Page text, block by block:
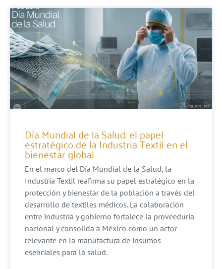
Día Mundial de la Salud: el papel
estratégico de la Industria Textil en el
bienestar global
En el marco del Día Mundial de la Salud, la
Industria Textil reafirma su papel estratégico en la
protección y bienestar de la población a través del
desarrollo de textiles médicos. La colaboración
entre industria y gobierno fortalece la proveeduría
nacional y consolida a México como un actor
relevante en la manufactura de insumos
esenciales para la salud.